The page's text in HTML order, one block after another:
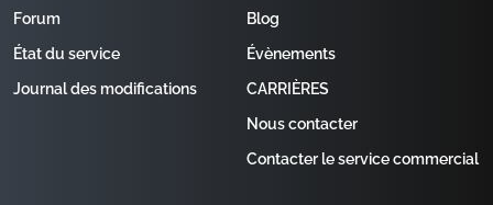
Forum
État du service
Journal des modifications
Blog
Évènements
CARRIÈRES
Nous contacter
Contacter le service commercial